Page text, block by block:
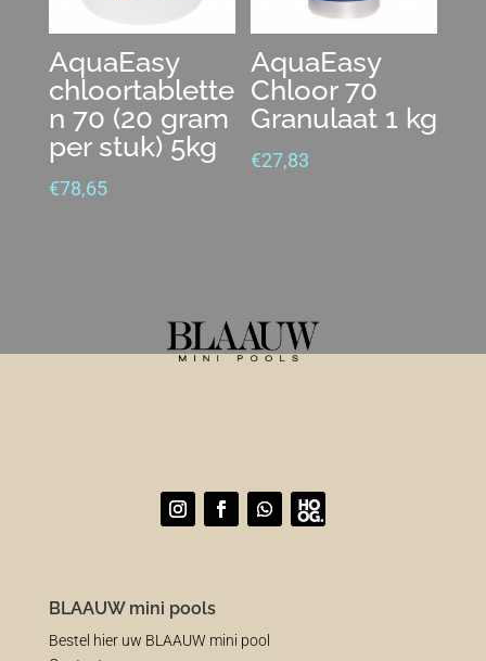
AquaEasy
chloortablette
n 70 (20 gram
per stuk) 5kg
€78,65
AquaEasy
Chloor 70
Granulaat 1 kg
€27,83
BLAAUW mini pools
Bestel hier uw BLAAUW mini pool